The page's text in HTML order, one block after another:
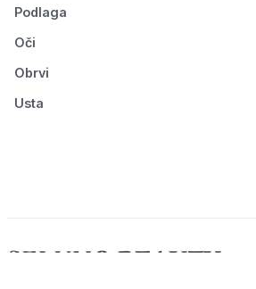
Podlaga
Oči
Obrvi
Usta